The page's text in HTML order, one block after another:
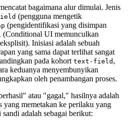
bagaimana alur dimulai. Jenis
(pengguna mengetik
(pengidentifikasi yang disimpan
(Conditional UI memunculkan
Inisiasi adalah sebuah
yang sama dapat terlihat sangat
pada kohort text-field ,
keduanya menyembunyikan
oleh penambangan proses.
atau "gagal," hasilnya adalah
yang memetakan ke perilaku yang
adalah sebagai berikut: